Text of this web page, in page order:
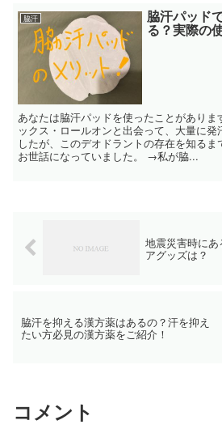
脇汗 脇汗パッド
る？実際の
あなたは脇汗パッドを使ったことがあり
ックス・ロールオンと出会って、大量に発
したが、このデオドラントの存在を知る
お世話になっていました。 →私が脇...
地震災害時に
アグッズは？
脇汗を抑える漢方薬はあるの？汗を抑え
たい方必見の漢方薬をご紹介！
コメント